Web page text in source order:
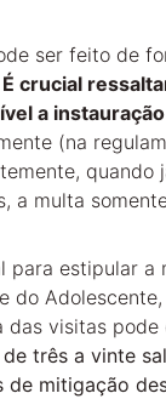
ser feito de
É crucial
a
(na
quando
a multa
para estipular a
do
das visitas
de três a vinte
de mitigação